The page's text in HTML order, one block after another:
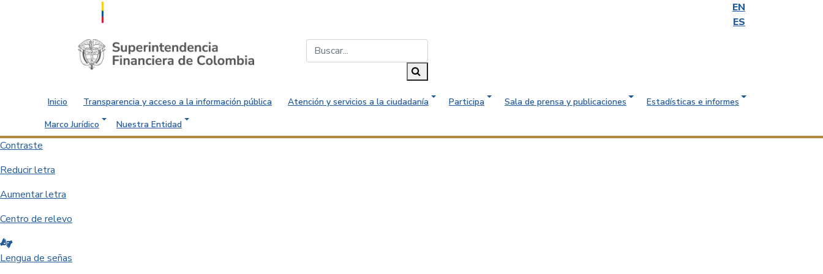
EN
ES
Saltar al contenido principal
Inicio Transparencia y acceso a la información pública Atención y servicios a la ciudadanía Participa Sala de prensa y publicaciones
Estadísticas e informes
Marco Jurídico
Nuestra Entidad
Contraste
Reducir letra
Aumentar letra
Centro de relevo
Lengua de señas